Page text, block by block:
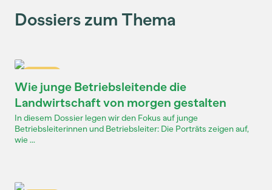
Dossiers zum Thema
Wie junge Betriebsleitende die
Landwirtschaft von morgen gestalten
In diesem Dossier legen wir den Fokus auf junge
Betriebsleiterinnen und Betriebsleiter: Die Porträts zeigen auf,
wie ...